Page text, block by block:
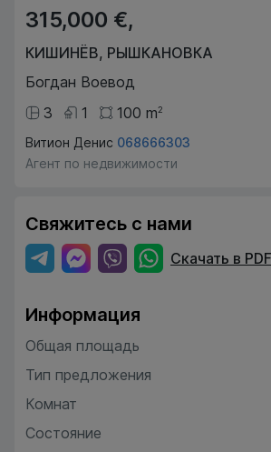
315,000 €,
КИШИНЁВ, РЫШКАНОВКА
Богдан Воевод
3
1 100 m2
Витион Денис 068666303
Агент по недвижимости
Свяжитесь с нами
Скачать в PDF
Информация
Общая площадь
Тип предложения
Комнат
Состояние